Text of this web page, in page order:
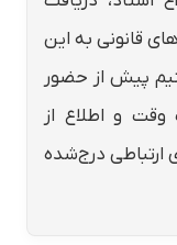
قانونی به این
پیش از حضور
وقت و اطلاع از
ارتباطی درج‌شده